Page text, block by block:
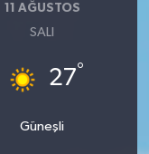
11 AĞUSTOS
SALI
27°
Güneşli